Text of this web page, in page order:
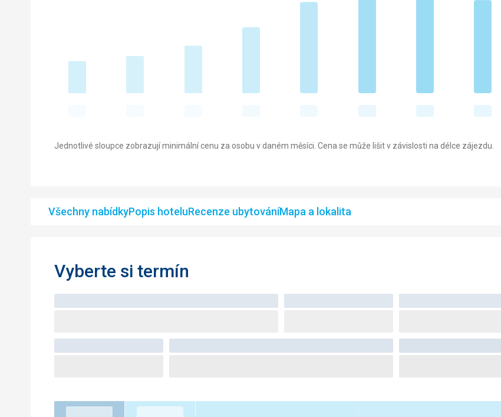
Jednotlivé sloupce zobrazují minimální cenu za osobu v daném měsíci. Cena se může lišit v závislosti na délce zájezdu.
Všechny nabídkyPopis hoteluRecenze ubytováníMapa a lokalita
Vyberte si termín